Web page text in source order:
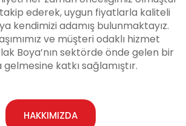
ederek, uygun fiyatlarla kaliteli
kendimizi adamış bulunmaktayız.
ve müşteri odaklı hizmet
Boya’nın sektörde önde gelen bir
katkı sağlamıştır.
HAKKIMIZDA